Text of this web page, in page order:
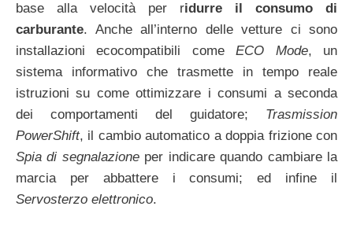
base alla velocità per ridurre il consumo di
carburante. Anche all’interno delle vetture ci sono
installazioni ecocompatibili comeECO Mode, un
sistema informativo che trasmette in tempo reale
istruzioni su come ottimizzare i consumi a seconda
dei comportamenti del guidatore; Trasmission
PowerShift, il cambio automatico a doppia frizione con
Spia di segnalazioneper indicare quando cambiare la
marcia per abbattere i consumi; ed infine il
Servosterzo elettronico.